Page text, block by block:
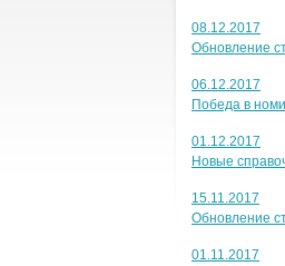
08.12.2017
Обновление
06.12.2017
Победа в
01.12.2017
Новые
15.11.2017
Обновление
01.11.2017